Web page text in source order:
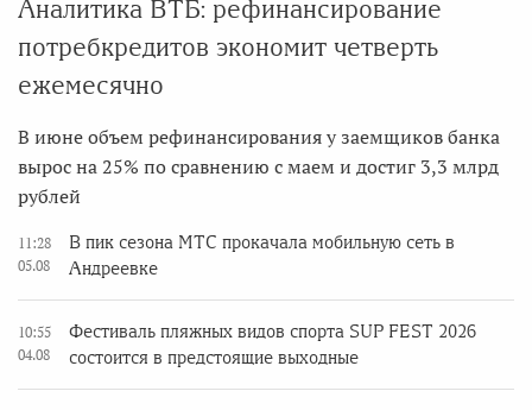
Аналитика ВТБ: рефинансирование
потребкредитов экономит четверть
ежемесячно
В июне объем рефинансирования у заемщиков банка
вырос на 25% по сравнению с маем и достиг 3,3 млрд
рублей
11:28
05.08
В пик сезона МТС прокачала мобильную сеть в
Андреевке
10:55
04.08
Фестиваль пляжных видов спорта SUP FEST 2026
состоится в предстоящие выходные